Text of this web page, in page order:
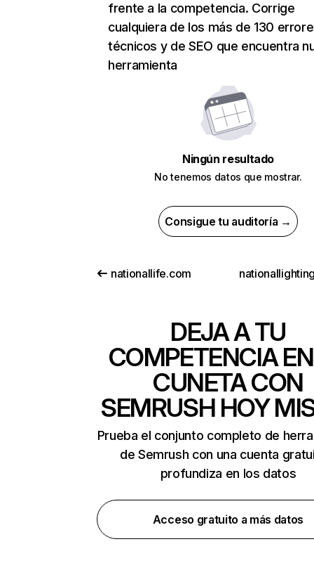
frente a la competencia. Corrige
cualquiera de los más de 130
técnicos y de SEO que encuentra
herramienta
Ningún resultado
No tenemos datos que mostrar.
Consigue tu auditoría →
nationallife.com
DEJA A TU
COMPETENCIA
CUNETA CON
SEMRUSH HOY
Prueba el conjunto completo de
de Semrush con una cuenta
profundiza en los datos
Acceso gratuito a más datos